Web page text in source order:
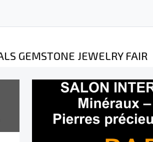
GEMSTONE JEWELRY FAIR